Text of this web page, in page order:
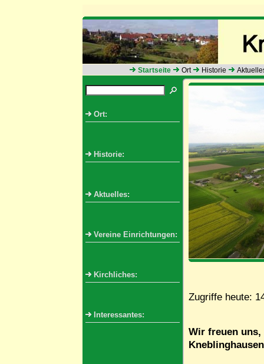
Startseite Ort Historie
Ort:
Historie:
Aktuelles:
Vereine Einrichtungen:
Kirchliches:
Interessantes:
Zugriffe heute:
Wir freuen